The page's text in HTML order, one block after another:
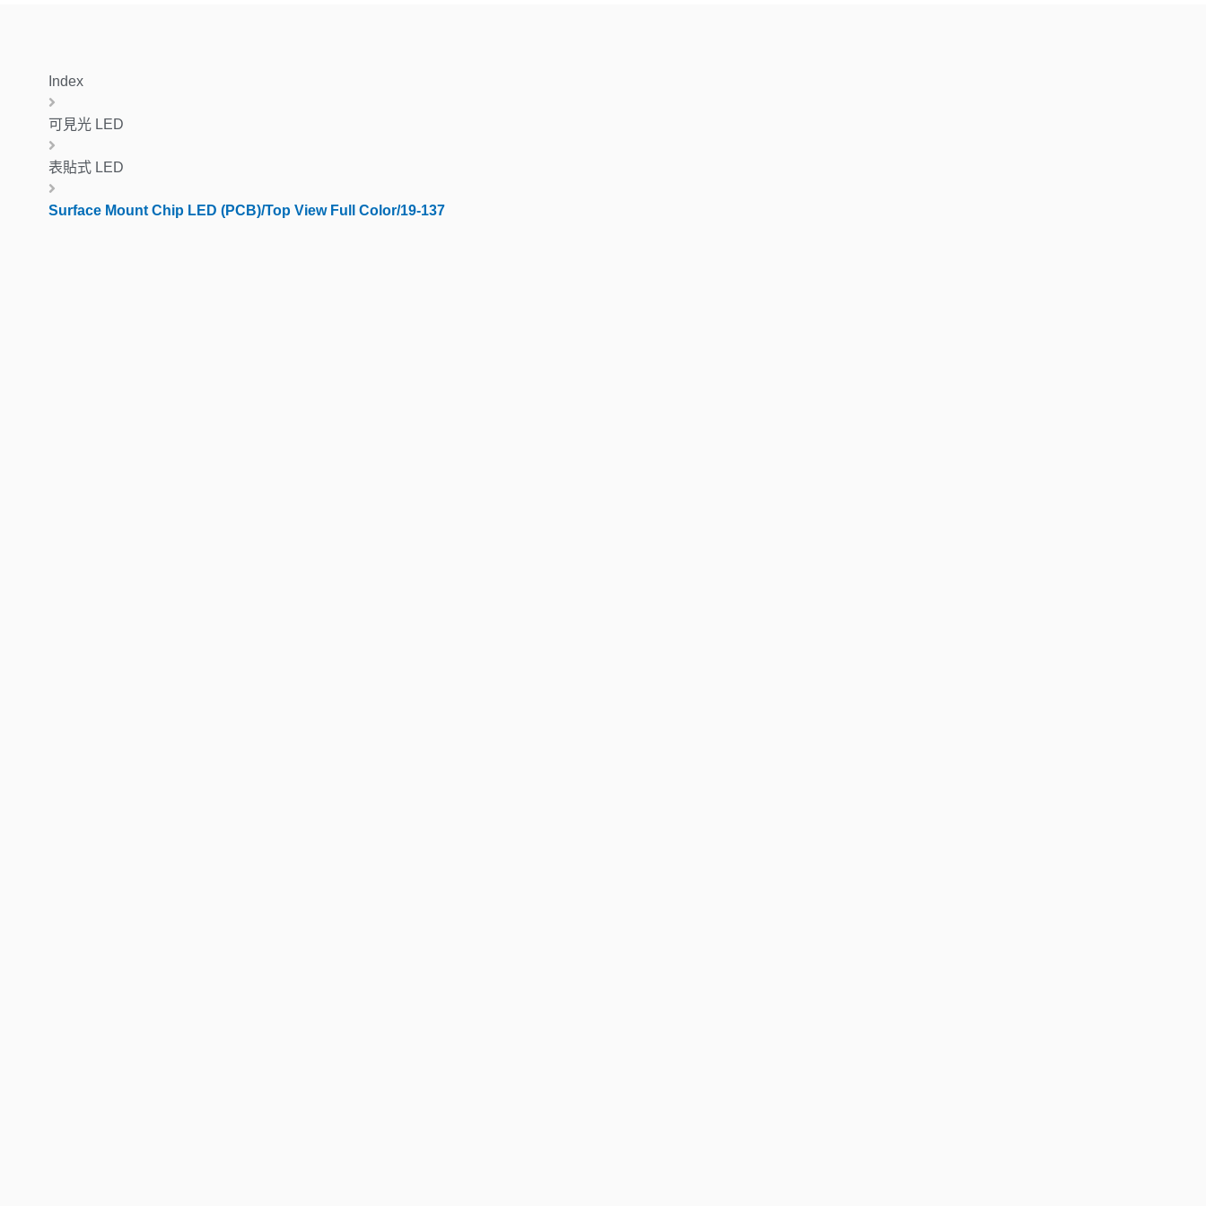
Index
可見光 LED
表貼式 LED
Surface Mount Chip LED (PCB)/Top View Full Color/19-137